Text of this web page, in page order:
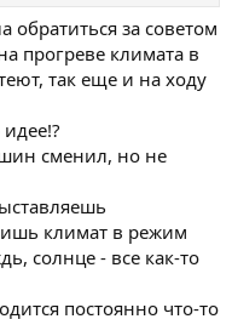
обратиться за советом
прогреве климата в
так еще и на ходу
сменил, но не
климат в режим
солнце - все как-то
постоянно что-то